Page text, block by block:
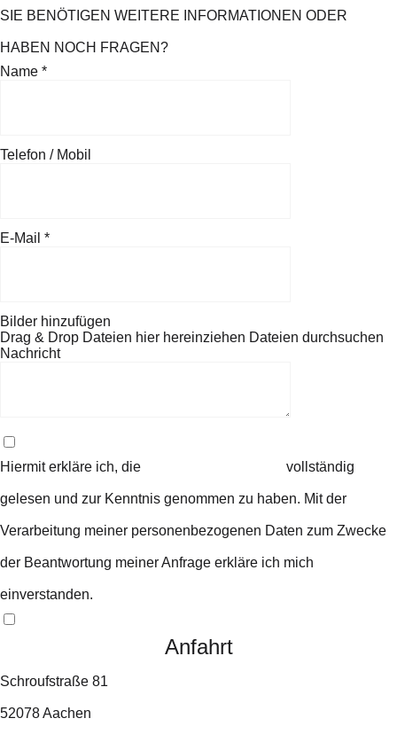
SIE BENÖTIGEN WEITERE INFORMATIONEN ODER
HABEN NOCH FRAGEN?
Name *
Telefon / Mobil
E-Mail *
Bilder hinzufügen
Drag & Drop Dateien hier hereinziehen Dateien durchsuchen
Nachricht
Hiermit erkläre ich, die vollständig
gelesen und zur Kenntnis genommen zu haben. Mit der
Verarbeitung meiner personenbezogenen Daten zum Zwecke
der Beantwortung meiner Anfrage erkläre ich mich
einverstanden.
Anfahrt
Schroufstraße 81
52078 Aachen